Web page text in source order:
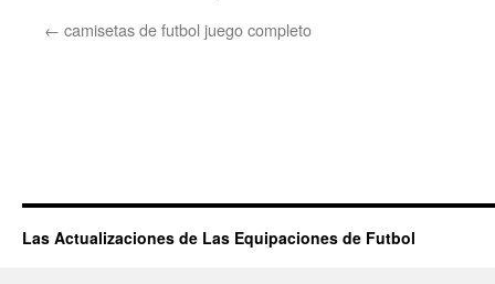
← camisetas de futbol juego completo
Las Actualizaciones de Las Equipaciones de Futbol